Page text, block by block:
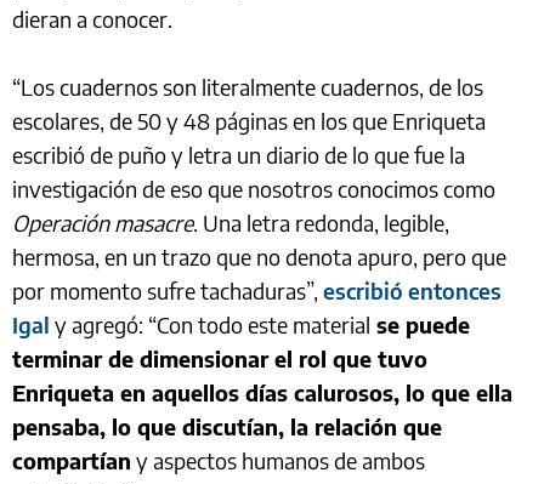
dieran a conocer.
“Los cuadernos son literalmente cuadernos, de los
escolares, de 50 y 48 páginas en los que Enriqueta
escribió de puño y letra un diario de lo que fue la
investigación de eso que nosotros conocimos como
Operación masacre. Una letra redonda, legible,
hermosa, en un trazo que no denota apuro, pero que
por momento sufre tachaduras”, escribió entonces
Igal y agregó: “Con todo este material se puede
terminar de dimensionar el rol que tuvo
Enriqueta en aquellos días calurosos, lo que ella
pensaba, lo que discutían, la relación que
compartían y aspectos humanos de ambos